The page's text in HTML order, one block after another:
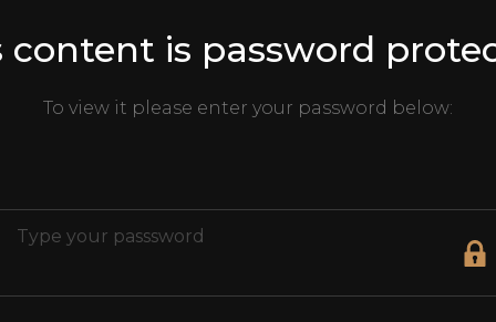
content is password
To view it please enter your password below: